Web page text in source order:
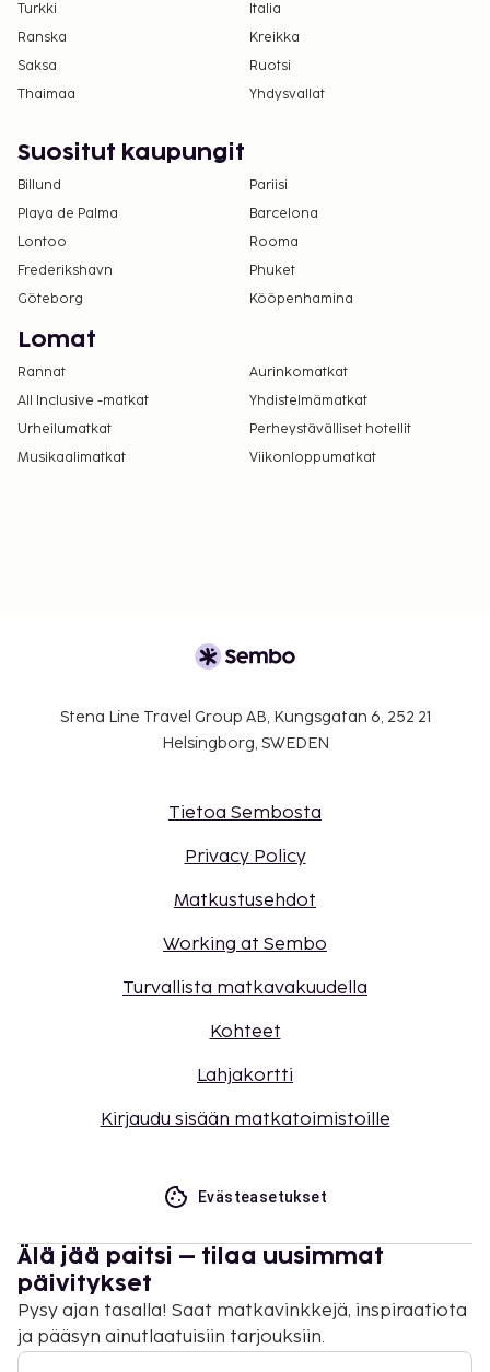
Turkki
Italia
Ranska
Kreikka
Saksa
Ruotsi
Thaimaa
Yhdysvallat
Suositut kaupungit
Billund
Pariisi
Playa de Palma
Barcelona
Lontoo
Rooma
Frederikshavn
Phuket
Göteborg
Kööpenhamina
Lomat
Rannat
Aurinkomatkat
All Inclusive -matkat
Yhdistelmämatkat
Urheilumatkat
Perheystävälliset hotellit
Musikaalimatkat
Viikonloppumatkat
Stena Line Travel Group AB, Kungsgatan 6, 252 21
Helsingborg, SWEDEN
Tietoa Sembosta
Privacy Policy
Matkustusehdot
Working at Sembo
Turvallista matkavakuudella
Kohteet
Lahjakortti
Kirjaudu sisään matkatoimistoille
Evästeasetukset
Älä jää paitsi – tilaa uusimmat
päivitykset
Pysy ajan tasalla! Saat matkavinkkejä, inspiraatiota
ja pääsyn ainutlaatuisiin tarjouksiin.